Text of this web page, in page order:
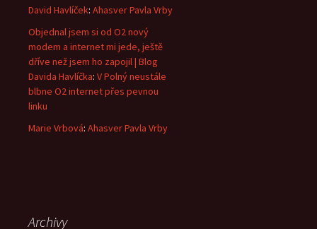
David Havlíček: Ahasver Pavla Vrby
Objednal jsem si od O2 nový
modem a internet mi jede, ještě
dříve než jsem ho zapojil | Blog
Davida Havlíčka: V Polný neustále
blbne O2 internet přes pevnou
linku
Marie Vrbová: Ahasver Pavla Vrby
Archivy